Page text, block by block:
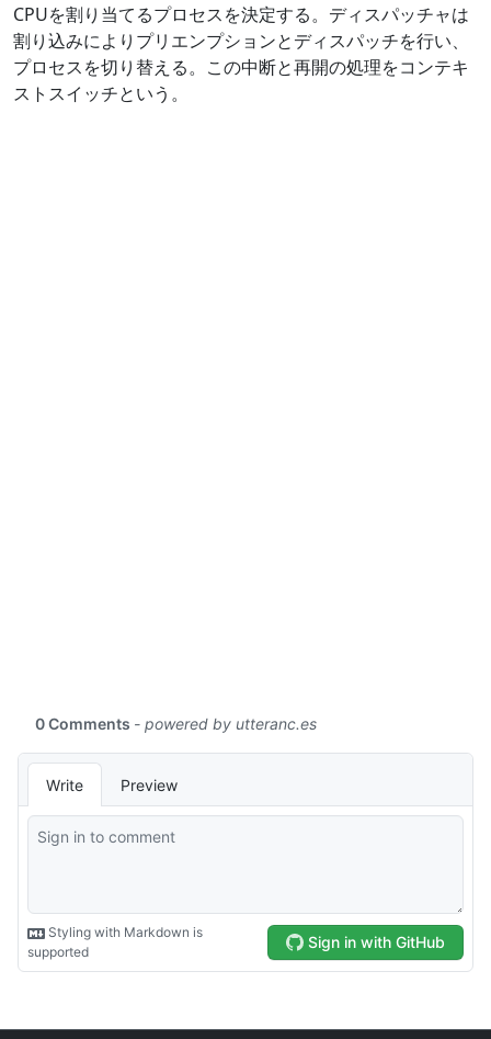
CPUを割り当てるプロセスを決定する。ディスパッチャは
割り込みによりプリエンプションとディスパッチを行い、
プロセスを切り替える。この中断と再開の処理をコンテキ
ストスイッチという。